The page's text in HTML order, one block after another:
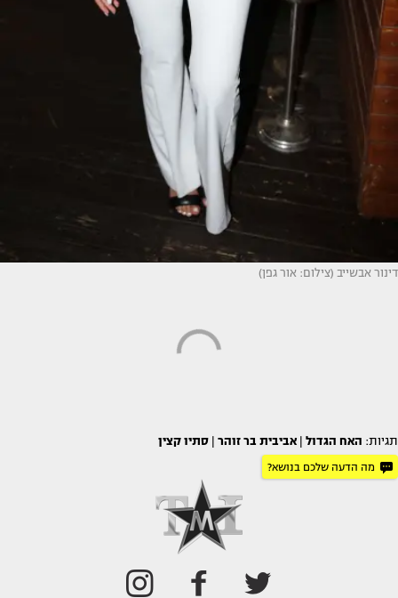
דינור אבשייב (צילום: אור גפן)
תגיות: האח הגדול אביבית בר זוהר סתיו קצין
מה הדעה שלכם בנושא?